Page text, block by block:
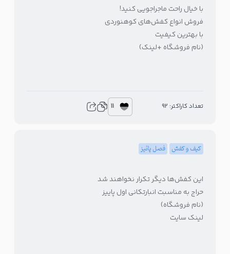
با خیال راحت ماجراجویی کنید!
فروش انواع کفش‌های کوهنوردی
با بهترین کیفیت
(نام فروشگاه +لینک)
تعداد کاراکتر: 92 11
کیف و کفش فصل پائیز
این کفش‌ها دیگر تکرار نخواهند شد
حراج به مناسبت انبارتکانی اول پاییز
(نام فروشگاه)
لینک سایت